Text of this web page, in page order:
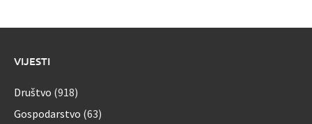
VIJESTI
Društvo (918)
Gospodarstvo (63)